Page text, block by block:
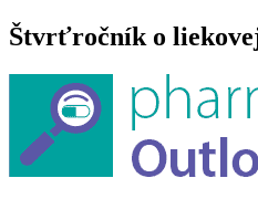
Štvrťročník o